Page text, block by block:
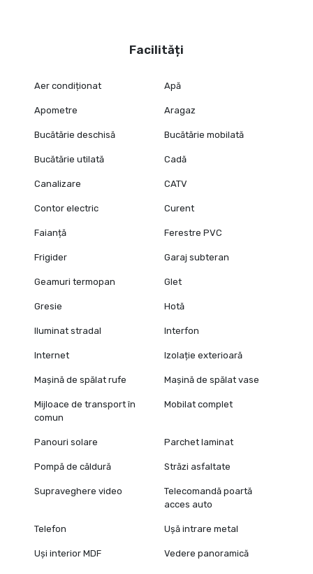
Facilități
Aer condiționat Apă
Apometre Aragaz
Bucătărie deschisă Bucătărie mobilată
Bucătărie utilată Cadă
Canalizare CATV
Contor electric Curent
Faianță Ferestre PVC
Frigider Garaj subteran
Geamuri termopan Glet
Gresie Hotă
Iluminat stradal Interfon
Internet Izolație exterioară
Mașină de spălat rufe Mașină de spălat vase
Mijloace de transport în
comun
Mobilat complet
Panouri solare Parchet laminat
Pompă de căldură Străzi asfaltate
Supraveghere video
Telecomandă poartă
acces auto
Telefon Ușă intrare metal
Uși interior MDF Vedere panoramică